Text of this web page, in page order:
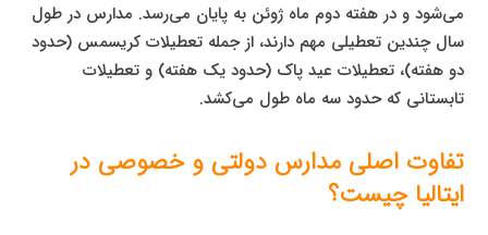
می‌شود و در هفته دوم ماه ژوئن به پایان می‌رسد. مدارس در طول
سال چندین تعطیلی مهم دارند، از جمله تعطیلات کریسمس (حدود
دو هفته)، تعطیلات عید پاک (حدود یک هفته) و تعطیلات
تابستانی که حدود سه ماه طول می‌کشد.
تفاوت اصلی مدارس دولتی و خصوصی در
ایتالیا چیست؟